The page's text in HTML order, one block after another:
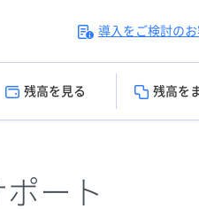
導入をご検討の
残高を見る 残高を
ート